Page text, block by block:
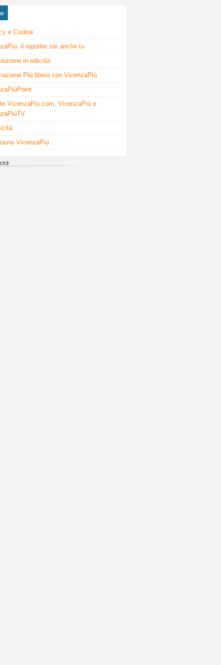
e Cookie
il reporter sei anche tu
in edicola
Più libera con VicenzaPiù
VicenzaPiu.com, VicenzaPiù e
VicenzaPiù